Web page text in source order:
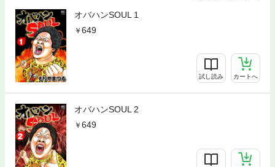
オバハンSOUL 1
649
試し読み カートへ
オバハンSOUL 2
649